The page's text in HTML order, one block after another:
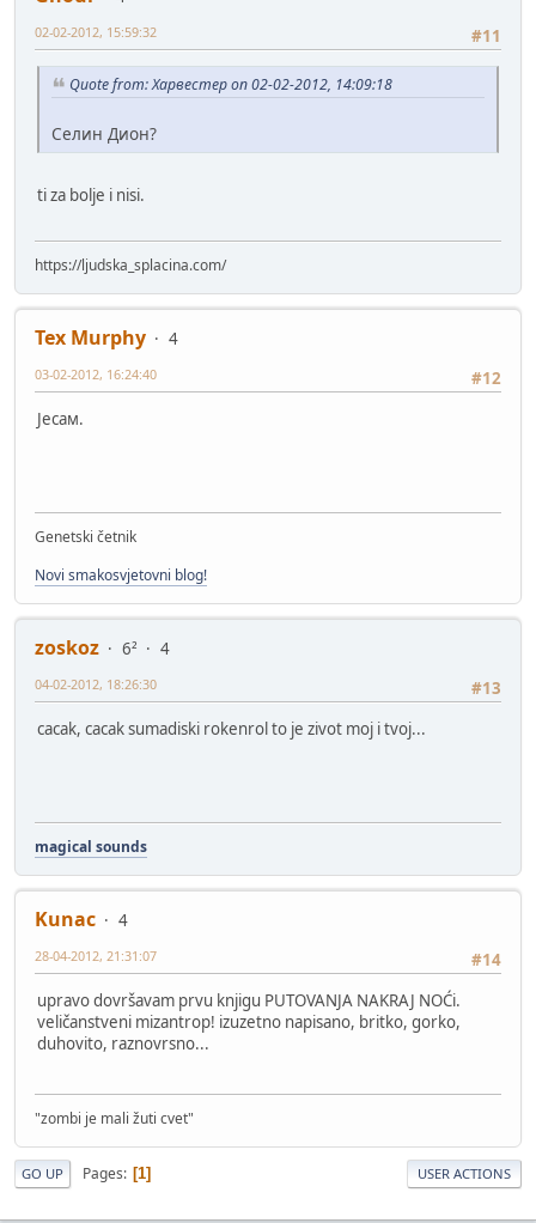
#11
02-02-2012, 15:59:32
Quote from: Харвестер on 02-02-2012, 14:09:18
Селин Дион?
ti za bolje i nisi.
https://ljudska_splacina.com/
Tex Murphy
4
#12
03-02-2012, 16:24:40
Јесам.
Genetski četnik
Novi smakosvjetovni blog!
zoskoz 6²
4
#13
04-02-2012, 18:26:30
cacak, cacak sumadiski rokenrol to je zivot moj i tvoj...
magical sounds
Kunac
4
#14
28-04-2012, 21:31:07
upravo dovršavam prvu knjigu PUTOVANJA NAKRAJ NOĆi.
veličanstveni mizantrop! izuzetno napisano, britko, gorko,
duhovito, raznovrsno...
"zombi je mali žuti cvet"
GO UP Pages 1 USER ACTIONS